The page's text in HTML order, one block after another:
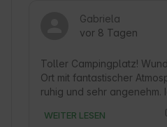
Gabriela
vor 8 Tagen
Toller Campingplatz!
Ort mit fantastischer
ruhig und sehr angenehm.
WEITER LESEN